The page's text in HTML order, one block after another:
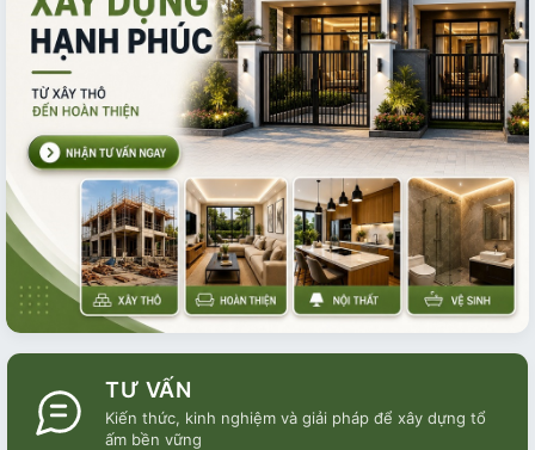
TƯ VẤN
Kiến thức, kinh nghiệm và giải pháp để xây dựng tổ
ấm bền vững